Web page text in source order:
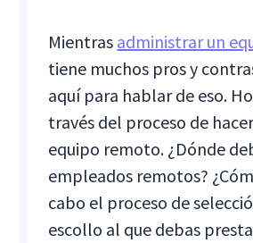
Mientras administrar un
tiene muchos pros y
aquí para hablar de eso.
través del proceso de
equipo remoto. ¿Dónde
empleados remotos?
cabo el proceso de
escollo al que debas